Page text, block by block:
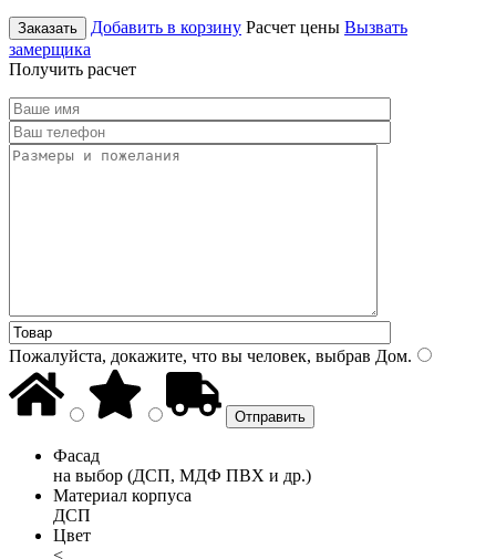
Заказать Добавить в корзину Расчет цены Вызвать
замерщика
Получить расчет
Пожалуйста, докажите, что вы человек, выбрав Дом.
Фасад
на выбор (ДСП, МДФ ПВХ и др.)
Материал корпуса
ДСП
Цвет
<